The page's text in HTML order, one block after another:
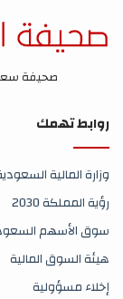
صحيفة
روابط تهمك
وزارة المالية
رؤية المملكة 2030
سوق الأسهم
هيئة السوق المالية
إخلاء مسؤولية